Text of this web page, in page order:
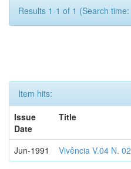
Results 1-1 of 1 (Search
Item hits:
Issue
Date
Title
Jun-1991 Vivência V.04 N. 02